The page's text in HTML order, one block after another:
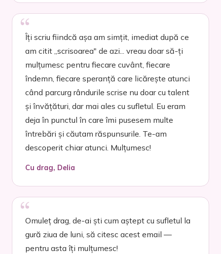
Îți scriu fiindcă așa am simțit, imediat după ce
am citit „scrisoarea" de azi... vreau doar să-ți
mulțumesc pentru fiecare cuvânt, fiecare
îndemn, fiecare speranță care licărește atunci
când parcurg rândurile scrise nu doar cu talent
și învățături, dar mai ales cu sufletul. Eu eram
deja în punctul în care îmi pusesem multe
întrebări și căutam răspunsurile. Te-am
descoperit chiar atunci. Mulțumesc!
Cu drag, Delia
Omuleț drag, de-ai ști cum aștept cu sufletul la
gură ziua de luni, să citesc acest email —
pentru asta îți mulțumesc!